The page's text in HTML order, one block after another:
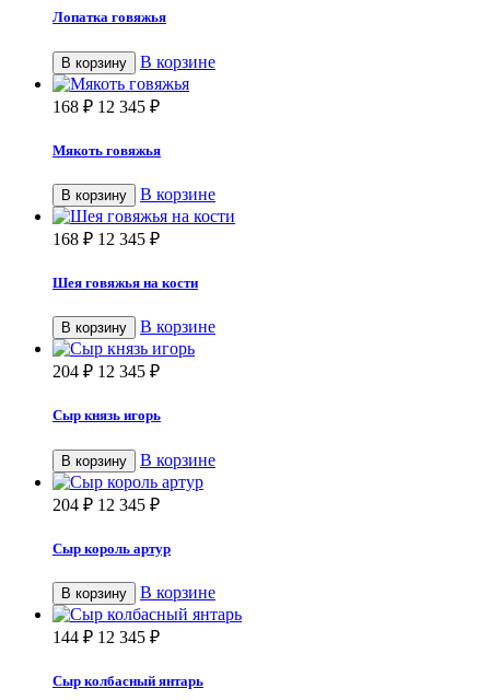
Лопатка говяжья
В корзину В корзине
168 ₽ 12 345 ₽
Мякоть говяжья
В корзину В корзине
168 ₽ 12 345 ₽
Шея говяжья на кости
В корзину В корзине
204 ₽ 12 345 ₽
Сыр князь игорь
В корзину В корзине
204 ₽ 12 345 ₽
Сыр король артур
В корзину В корзине
144 ₽ 12 345 ₽
Сыр колбасный янтарь